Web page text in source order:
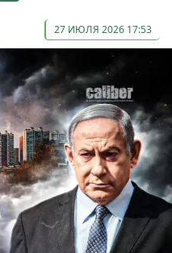
27 ИЮЛЯ 2026 17:53